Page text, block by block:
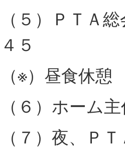
（５）ＰＴＡ
４５
（※）昼食休憩
（６）ホーム
（７）夜、Ｐ